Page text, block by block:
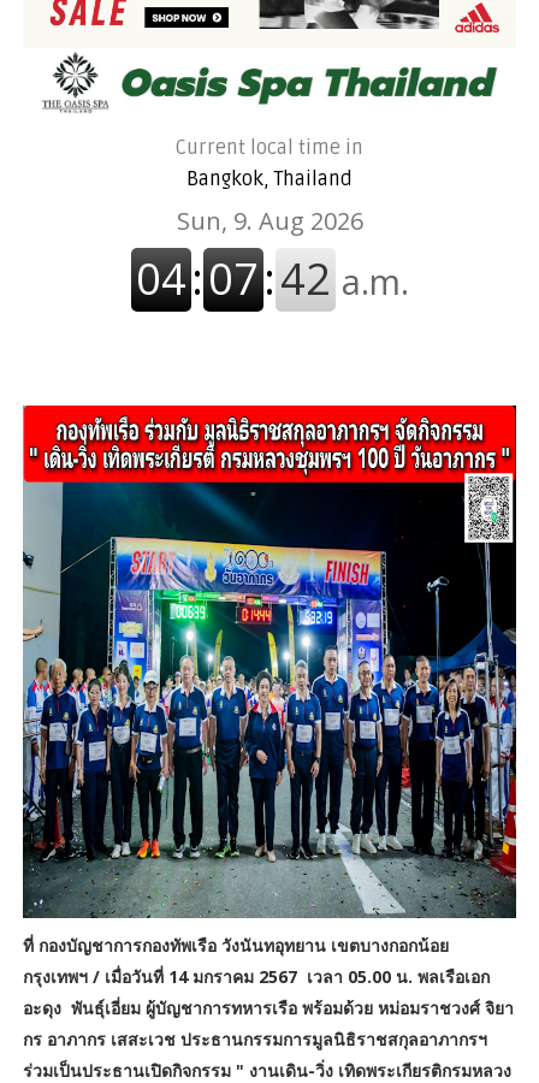
Current local time in
Bangkok, Thailand
ที่ กองบัญชาการกองทัพเรือ วังนันทอุทยาน เขตบางกอกน้อย
กรุงเทพฯ / เมื่อวันที่ 14 มกราคม 2567 เวลา 05.00 น. พลเรือเอก
อะดุง พันธุ์เอี่ยม ผู้บัญชาการทหารเรือ พร้อมด้วย หม่อมราชวงศ์ จิยา
กร อาภากร เสสะเวช ประธานกรรมการมูลนิธิราชสกุลอาภากรฯ
ร่วมเป็นประธานเปิดกิจกรรม " งานเดิน-วิ่ง เทิดพระเกียรติกรมหลวง